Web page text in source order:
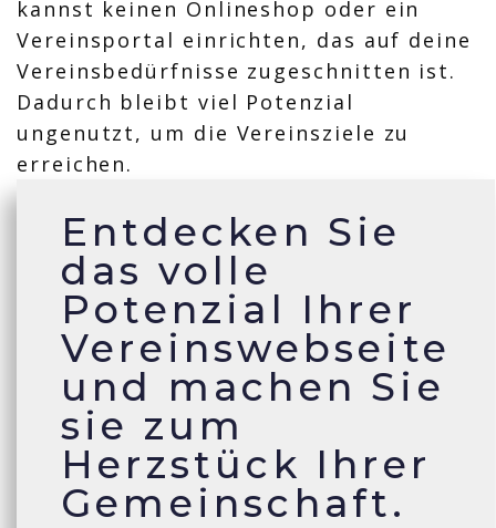
Entdecken Sie
das volle
Potenzial Ihrer
Vereinswebseite
und machen Sie
sie zum
Herzstück Ihrer
Gemeinschaft.